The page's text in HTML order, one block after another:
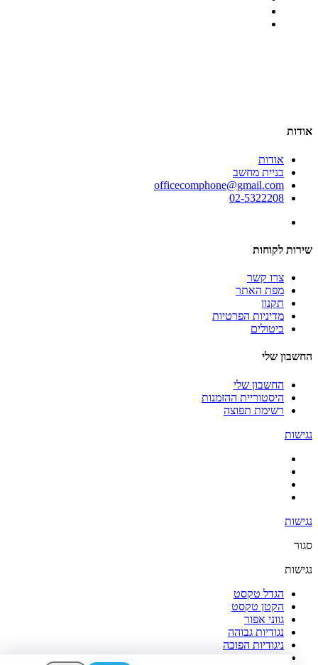
אודות
אודות
בניית מחשב
officecomphone@gmail.com
02-5322208
שירות לקוחות
צרו קשר
מפת האתר
תקנון
מדיניות הפרטיות
ביטולים
החשבון שלי
החשבון שלי
היסטוריית ההזמנות
רשימת תפוצה
נגישות
נגישות
סגור
נגישות
הגדל טקסט
הקטן טקסט
גווני אפור
נגודיות גבוהה
ניגודיות הפוכה
רקע בהיר